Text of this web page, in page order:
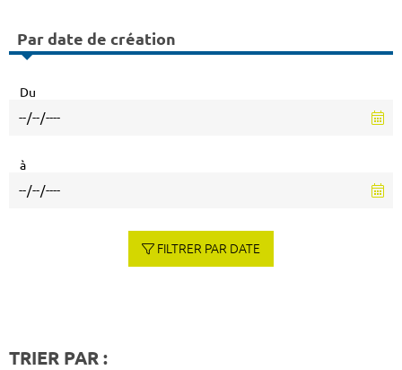
Par date de création
Du
à
FILTRER PAR DATE
TRIER PAR :